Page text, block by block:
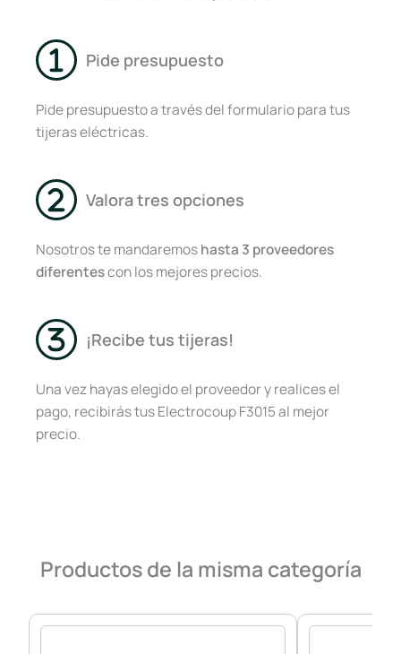
Pide presupuesto
Pide presupuesto a través del formulario para tus
tijeras eléctricas.
Valora tres opciones
Nosotros te mandaremoshasta 3 proveedores
diferentescon los mejores precios.
¡Recibe tus tijeras!
Una vez hayas elegido el proveedor y realices el
pago, recibirás tus Electrocoup F3015 al mejor
precio.
Productos de la misma categoría